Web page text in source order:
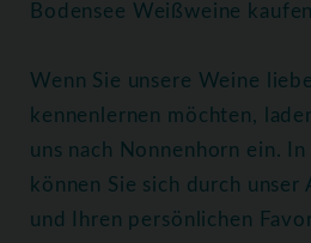
Bodensee Weißweine
Wenn Sie unsere Weine
kennenlernen möchten,
uns nach Nonnenhorn ein.
können Sie sich durch
und Ihren persönlichen